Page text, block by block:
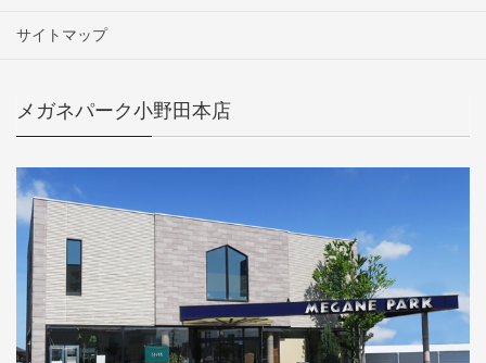
サイトマップ
メガネパーク小野田本店